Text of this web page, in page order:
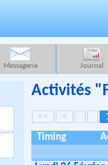
Messagerie Journal
Activités
<< <
Timing